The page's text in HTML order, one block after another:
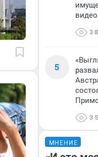
видео
3
5
3
МНЕНИЕ